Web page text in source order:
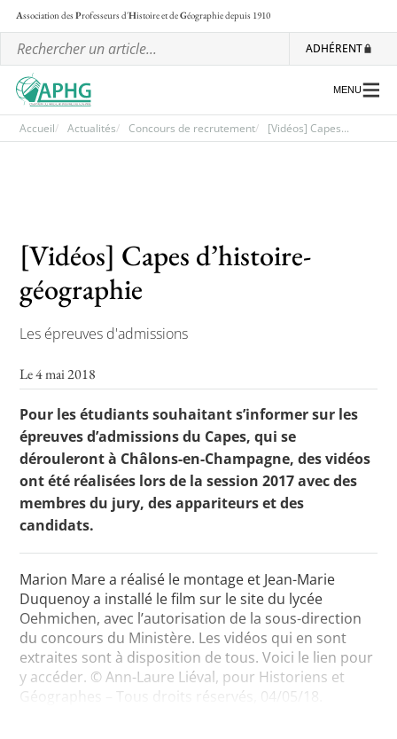
Association desProfesseurs d'Histoire et deGéographiedepuis 1910
ADHÉRENT
Les ateliers nationaux
Communiqués et motions
Toutes les actualités
Les rendez-vous de l’APHG
Concours scolaires
Conférences, tables rondes
Critique d’ouvrages publiés
Culture
MENU
Accueil Actualités Concours de recrutement [Vidéos] Capes...
[Vidéos] Capes d’histoire-
géographie
Les épreuves d'admissions
Le 4 mai 2018
Pour les étudiants souhaitant s’informer sur les
épreuves d’admissions du Capes, qui se
dérouleront à Châlons-en-Champagne, des vidéos
ont été réalisées lors de la session 2017 avec des
membres du jury, des appariteurs et des
candidats.
Marion Mare a réalisé le montage et Jean-Marie
Duquenoy a installé le film sur le site du lycée
Oehmichen, avec l’autorisation de la sous-direction
du concours du Ministère. Les vidéos qui en sont
extraites sont à disposition de tous. Voici le lien pour
y accéder. © Ann-Laure Liéval, pour Historiens et
Géographes – Tous droits réservés, 04/05/18.